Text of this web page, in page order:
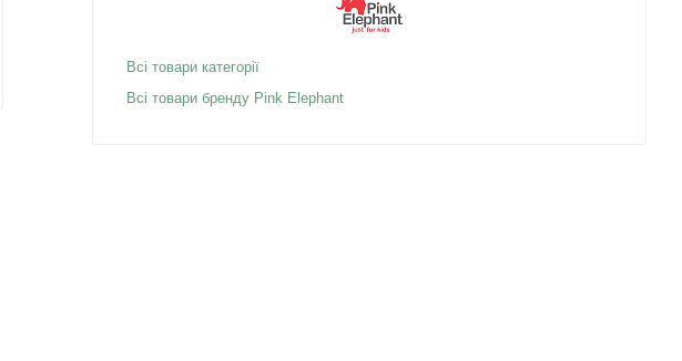
Всі товари категорії
Всі товари бренду Pink Elephant